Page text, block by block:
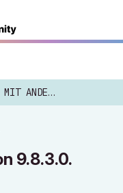
SOFTWARE
9.8.3.0.